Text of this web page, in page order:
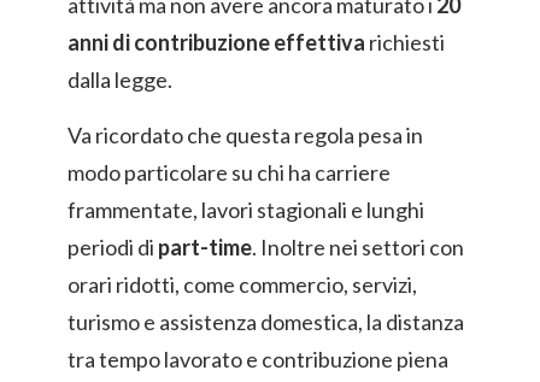
anni di contribuzione effettiva richiesti
dalla legge.
Va ricordato che questa regola pesa in
modo particolare su chi ha carriere
frammentate, lavori stagionali e lunghi
periodi di part-time. Inoltre nei settori con
orari ridotti, come commercio, servizi,
turismo e assistenza domestica, la distanza
tra tempo lavorato e contribuzione piena